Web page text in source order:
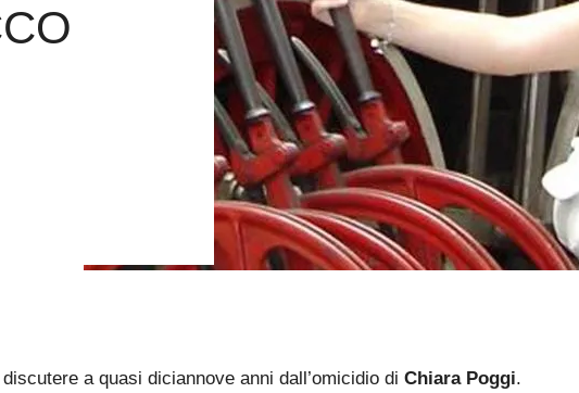
a quasi diciannove anni dall’omicidio di Chiara Poggi.